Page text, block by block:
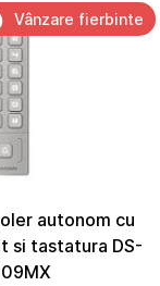
autonom cu
si tastatura DS-
Vânzare fierbinte